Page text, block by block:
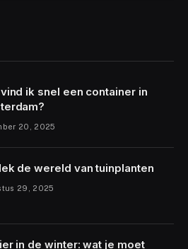
ik snel een container in
20, 2025
de wereld van tuinplanten
29, 2025
in de winter: wat je moet